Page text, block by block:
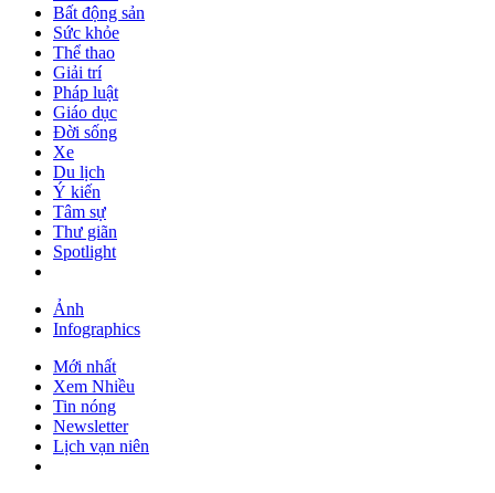
Bất động sản
Sức khỏe
Thể thao
Giải trí
Pháp luật
Giáo dục
Đời sống
Xe
Du lịch
Ý kiến
Tâm sự
Thư giãn
Spotlight
Ảnh
Infographics
Mới nhất
Xem Nhiều
Tin nóng
Newsletter
Lịch vạn niên